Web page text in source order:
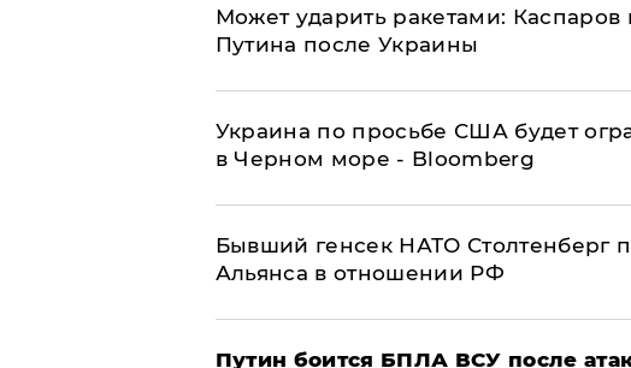
Может ударить ракетами:
Путина после Украины
Украина по просьбе США будет
в Черном море - Bloomberg
Бывший генсек НАТО Столтенберг
Альянса в отношении РФ
Путин боится БПЛА ВСУ после